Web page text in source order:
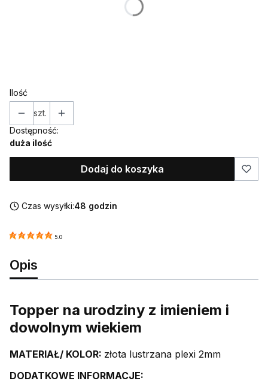
Ilość
szt.
Dostępność:
duża ilość
Dodaj do koszyka
Czas wysyłki:48 godzin
5.0
Opis
Topper na urodziny z imieniem i
dowolnym wiekiem
MATERIAŁ/ KOLOR: złota lustrzana plexi 2mm
DODATKOWE INFORMACJE: